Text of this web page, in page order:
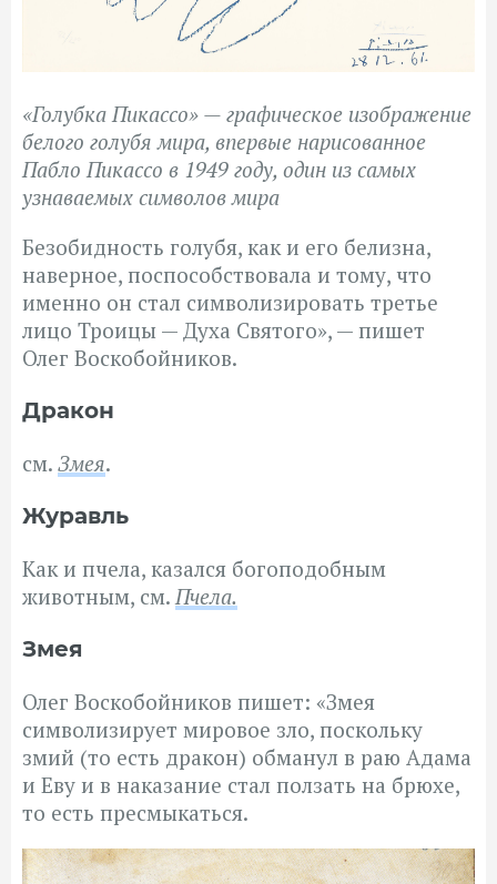
«Голубка Пикассо» — графическое изображение
белого голубя мира, впервые нарисованное
Пабло Пикассо в 1949 году, один из самых
узнаваемых символов мира
Безобидность голубя, как и его белизна,
наверное, поспособствовала и тому, что
именно он стал символизировать третье
лицо Троицы — Духа Святого», — пишет
Олег Воскобойников.
Дракон
см. Змея.
Журавль
Как и пчела, казался богоподобным
животным, см. Пчела.
Змея
Олег Воскобойников пишет: «Змея
символизирует мировое зло, поскольку
змий (то есть дракон) обманул в раю Адама
и Еву и в наказание стал ползать на брюхе,
то есть пресмыкаться.